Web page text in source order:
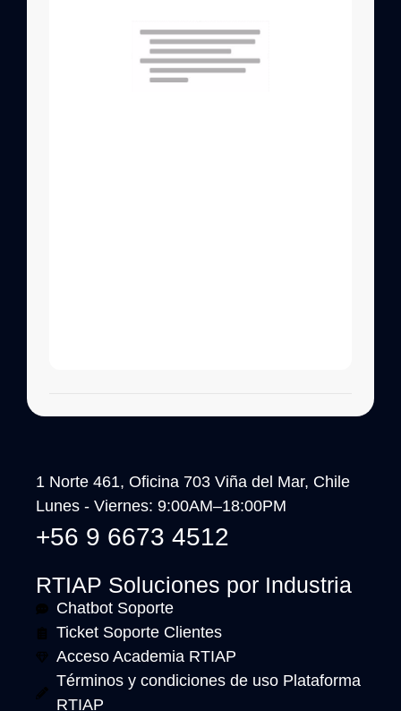
1 Norte 461, Oficina 703 Viña del Mar, Chile
Lunes - Viernes: 9:00AM–18:00PM
+56 9 6673 4512
RTIAP Soluciones por Industria
Chatbot Soporte
Ticket Soporte Clientes
Acceso Academia RTIAP
Términos y condiciones de uso Plataforma
RTIAP